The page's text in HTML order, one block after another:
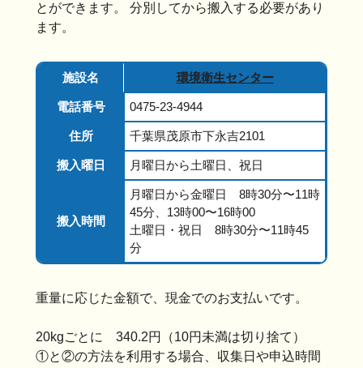
とができます。 分別してから搬入する必要があり
ます。
施設名 環境衛生センター
電話番号 0475-23-4944
住所 千葉県茂原市下永吉2101
搬入曜日 月曜日から土曜日、祝日
搬入時間
月曜日から金曜日 8時30分〜11時
45分、13時00〜16時00
土曜日・祝日 8時30分〜11時45
分
重量に応じた金額で、現金でのお支払いです。
20kgごとに 340.2円（10円未満は切り捨て）
①と②の方法を利用する場合、収集日や申込時間